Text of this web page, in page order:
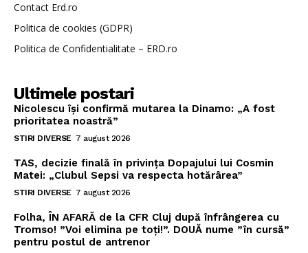
Contact Erd.ro
Politica de cookies (GDPR)
Politica de Confidentialitate – ERD.ro
Ultimele postari
Nicolescu își confirmă mutarea la Dinamo: „A fost
prioritatea noastră”
STIRI DIVERSE 7 august 2026
TAS, decizie finală în privința Dopajului lui Cosmin
Matei: „Clubul Sepsi va respecta hotărârea”
STIRI DIVERSE 7 august 2026
Folha, ÎN AFARĂ de la CFR Cluj după înfrângerea cu
Tromso! ”Voi elimina pe toți!”. DOUĂ nume ”în cursă”
pentru postul de antrenor